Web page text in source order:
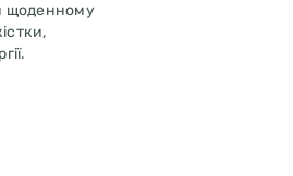
щоденному